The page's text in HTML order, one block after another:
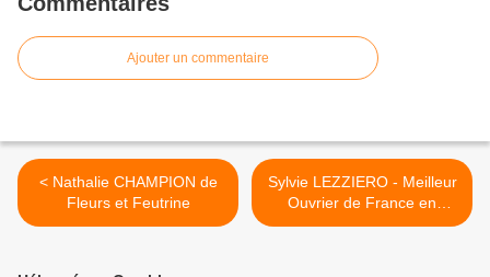
Ajouter un commentaire
< Nathalie CHAMPION de
Fleurs et Feutrine
Sylvie LEZZIERO - Meilleur
Ouvrier de France en
Broderie Blanche >